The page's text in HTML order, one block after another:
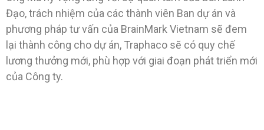
Đạo, trách nhiệm của các thành viên Ban dự án và
phương pháp tư vấn của BrainMark Vietnam sẽ đem
lại thành công cho dự án, Traphaco sẽ có quy chế
lương thưởng mới, phù hợp với giai đoạn phát triển mới
của Công ty.